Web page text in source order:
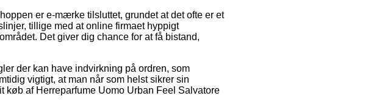
er e-mærke tilsluttet, grundet at det ofte er et
tillige med at online firmaet hyppigt
Det giver dig chance for at få bistand,
der kan have indvirkning på ordren, som
vigtigt, at man når som helst sikrer sin
køb af Herreparfume Uomo Urban Feel Salvatore